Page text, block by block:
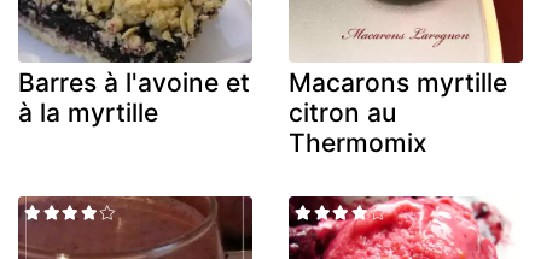
Barres à l'avoine et
à la myrtille
Macarons myrtille
citron au
Thermomix